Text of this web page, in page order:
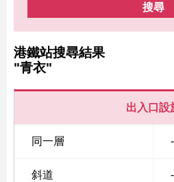
搜尋
港鐵站搜尋結果
"青衣"
出入口設
同一層 -
斜道 -